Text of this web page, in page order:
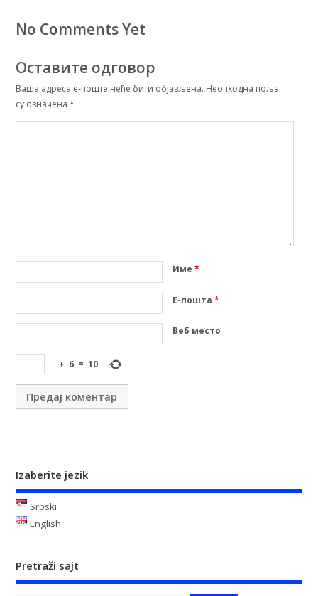
No Comments Yet
Оставите одговор
Ваша адреса е-поште неће бити објављена. Неопходна поља
су означена *
Име *
Е-пошта *
Веб место
+ 6 = 10
Izaberite jezik
Srpski
English
Pretraži sajt